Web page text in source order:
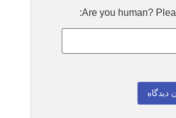
Are you human?